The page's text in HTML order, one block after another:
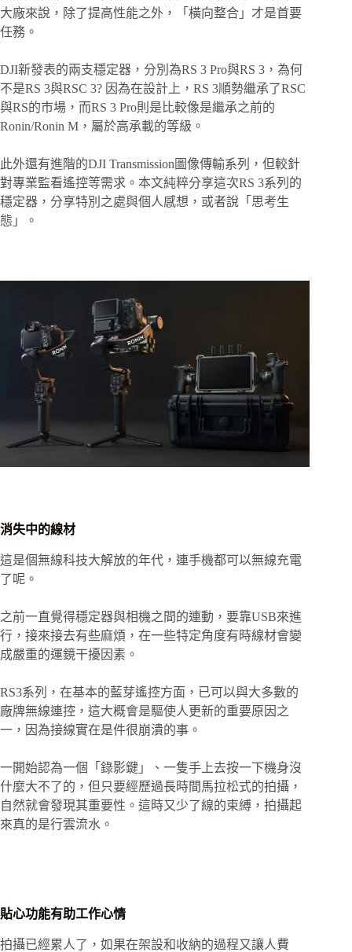
大廠來說，除了提高性能之外，「橫向整合」才是首要
任務。
DJI新發表的兩支穩定器，分別為RS 3 Pro與RS 3，為何
不是RS 3與RSC 3? 因為在設計上，RS 3順勢繼承了RSC
與RS的市場，而RS 3 Pro則是比較像是繼承之前的
Ronin/Ronin M，屬於高承載的等級。
此外還有進階的DJI Transmission圖像傳輸系列，但較針
對專業監看遙控等需求。本文純粹分享這次RS 3系列的
穩定器，分享特別之處與個人感想，或者說「思考生
態」。
消失中的線材
這是個無線科技大解放的年代，連手機都可以無線充電
了呢。
之前一直覺得穩定器與相機之間的連動，要靠USB來進
行，接來接去有些麻煩，在一些特定角度有時線材會變
成嚴重的運鏡干擾因素。
RS3系列，在基本的藍芽遙控方面，已可以與大多數的
廠牌無線連控，這大概會是驅使人更新的重要原因之
一，因為接線實在是件很崩潰的事。
一開始認為一個「錄影鍵」、一隻手上去按一下機身沒
什麼大不了的，但只要經歷過長時間馬拉松式的拍攝，
自然就會發現其重要性。這時又少了線的束縛，拍攝起
來真的是行雲流水。
貼心功能有助工作心情
拍攝已經累人了，如果在架設和收納的過程又讓人費